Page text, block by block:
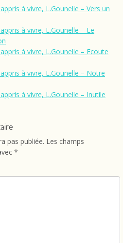
à vivre, L.Gounelle – Vers un
à vivre, L.Gounelle – Le
à vivre, L.Gounelle – Ecoute
à vivre, L.Gounelle – Notre
à vivre, L.Gounelle – Inutile
pas publiée. Les champs
*